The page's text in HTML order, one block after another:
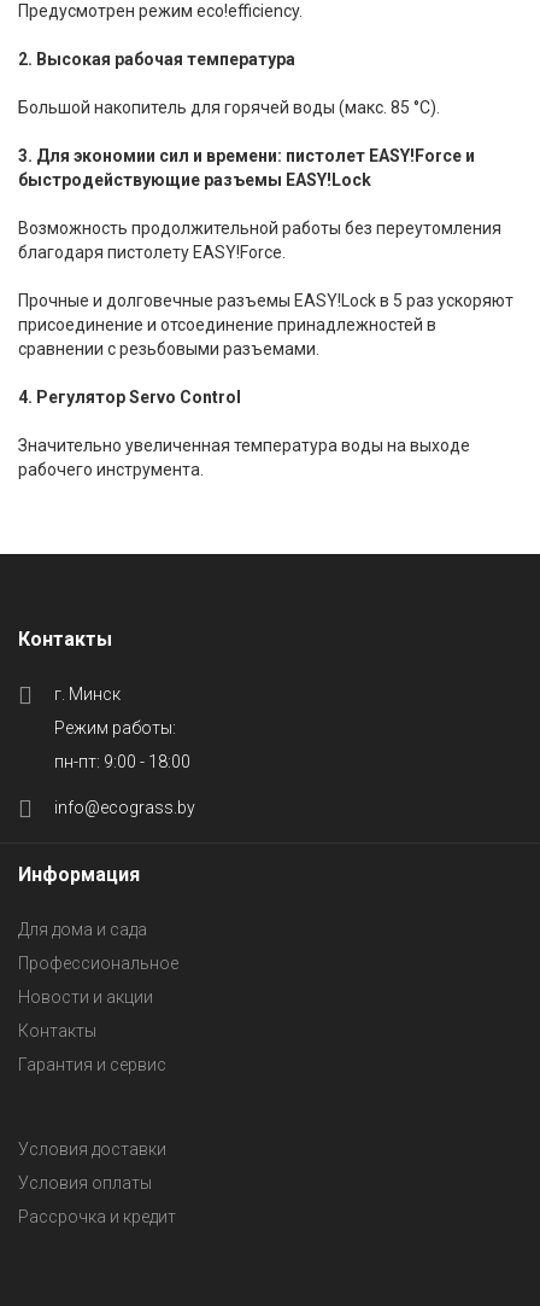
Предусмотрен режим eco!efficiency.
2. Высокая рабочая температура
Большой накопитель для горячей воды (макс. 85 °C).
3. Для экономии сил и времени: пистолет EASY!Force и
быстродействующие разъемы EASY!Lock
Возможность продолжительной работы без переутомления
благодаря пистолету EASY!Force.
Прочные и долговечные разъемы EASY!Lock в 5 раз ускоряют
присоединение и отсоединение принадлежностей в
сравнении с резьбовыми разъемами.
4. Регулятор Servo Control
Значительно увеличенная температура воды на выходе
рабочего инструмента.
Контакты
г. Минск
Режим работы:
пн-пт: 9:00 - 18:00
info@ecograss.by
Информация
Для дома и сада
Профессиональное
Новости и акции
Контакты
Гарантия и сервис
Условия доставки
Условия оплаты
Рассрочка и кредит